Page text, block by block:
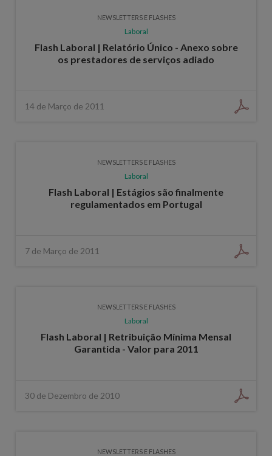
NEWSLETTERS E FLASHES
Laboral
Flash Laboral | Relatório Único - Anexo sobre
os prestadores de serviços adiado
14 de Março de 2011
NEWSLETTERS E FLASHES
Laboral
Flash Laboral | Estágios são finalmente
regulamentados em Portugal
7 de Março de 2011
NEWSLETTERS E FLASHES
Laboral
Flash Laboral | Retribuição Mínima Mensal
Garantida - Valor para 2011
30 de Dezembro de 2010
NEWSLETTERS E FLASHES